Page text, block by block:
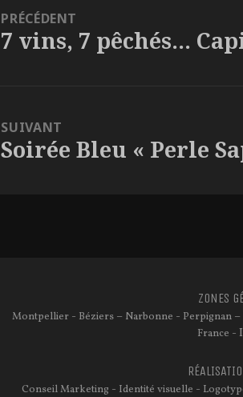
PRÉCÉDENT
Article
7 vins, 7 pêchés…
SUIVANT
Article
Soirée Bleu « Perle
ZONES
Montpellier - Béziers – Narbonne - Perpignan –
France -
Conseil Marketing - Identité visuelle -